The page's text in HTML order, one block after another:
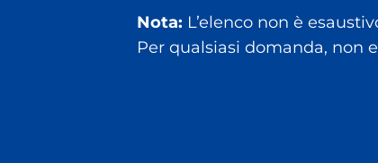
Nota: L’elenco non è
Per qualsiasi domanda, non